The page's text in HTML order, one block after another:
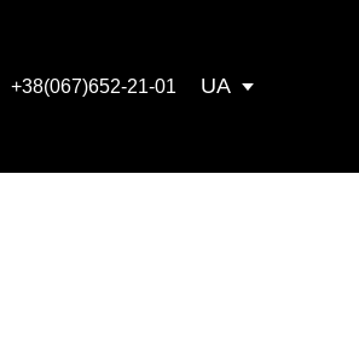
+38(067)652-21-01 UA